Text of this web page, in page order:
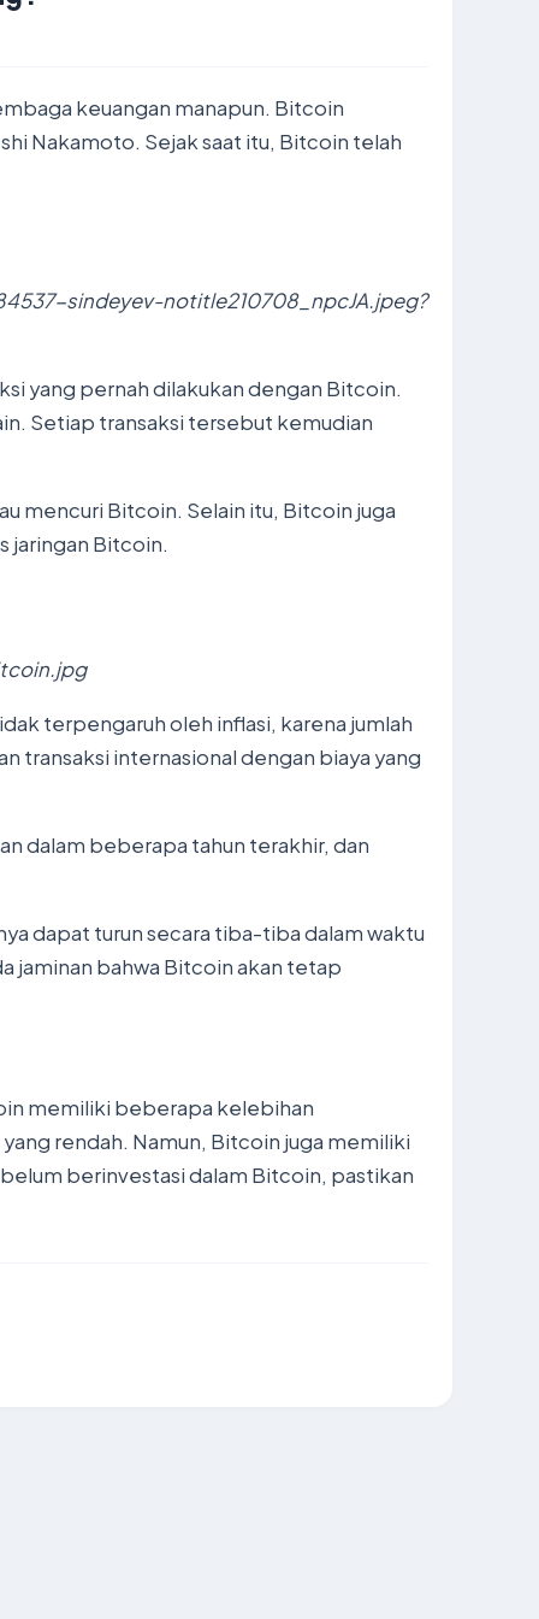
keuangan manapun. Bitcoin
Nakamoto. Sejak saat itu, Bitcoin telah
sindeyev-notitle210708_npcJA.jpeg?
yang pernah dilakukan dengan Bitcoin.
Setiap transaksi tersebut kemudian
mencuri Bitcoin. Selain itu, Bitcoin juga
jaringan Bitcoin.
terpengaruh oleh inflasi, karena jumlah
transaksi internasional dengan biaya yang
dalam beberapa tahun terakhir, dan
dapat turun secara tiba-tiba dalam waktu
jaminan bahwa Bitcoin akan tetap
memiliki beberapa kelebihan
rendah. Namun, Bitcoin juga memiliki
berinvestasi dalam Bitcoin, pastikan